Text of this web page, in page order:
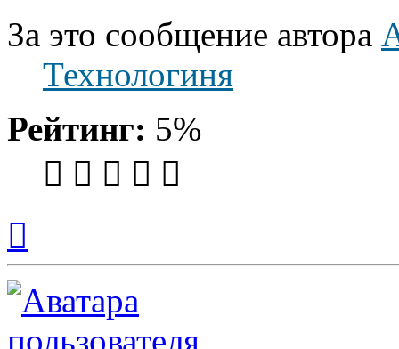
За это сообщение автора
Технологиня
Рейтинг: 5%
началу